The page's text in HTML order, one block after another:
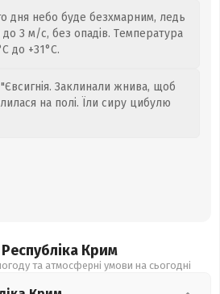
дня небо буде безхмарним, ледь
до 3 м/с, без опадів. Температура
до +31°C.
"Євсигнія. Заклинали жнива, щоб
на полі. Їли сиру цибулю
Крим
та атмосферні умови на сьогодні